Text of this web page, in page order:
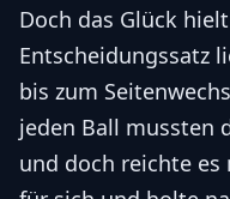
Doch das Glück
Entscheidungssatz
bis zum
jeden Ball mussten
und doch reichte